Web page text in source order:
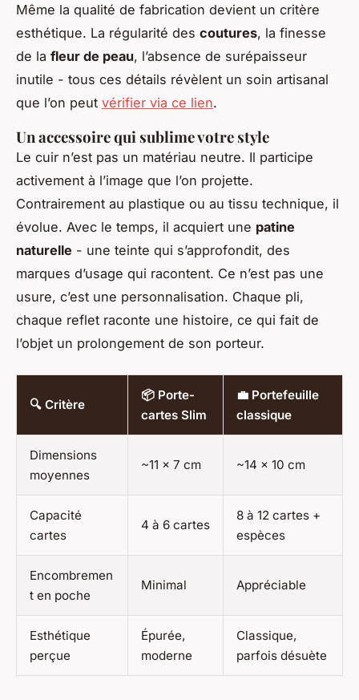
Même la qualité de fabrication devient un critère
esthétique. La régularité des coutures, la finesse
de la fleur de peau, l’absence de surépaisseur
inutile - tous ces détails révèlent un soin artisanal
que l’on peut vérifier via ce lien.
Un accessoire qui sublime votre style
Le cuir n’est pas un matériau neutre. Il participe
activement à l’image que l’on projette.
Contrairement au plastique ou au tissu technique, il
évolue. Avec le temps, il acquiert une patine
naturelle - une teinte qui s’approfondit, des
marques d’usage qui racontent. Ce n’est pas une
usure, c’est une personnalisation. Chaque pli,
chaque reflet raconte une histoire, ce qui fait de
l’objet un prolongement de son porteur.
🔍 Critère
📦 Porte-
cartes Slim
💼 Portefeuille
classique
Dimensions
moyennes
~11 x 7 cm ~14 x 10 cm
Capacité
cartes
4 à 6 cartes
8 à 12 cartes +
espèces
Encombremen
t en poche
Minimal Appréciable
Esthétique
perçue
Épurée,
moderne
Classique,
parfois désuète